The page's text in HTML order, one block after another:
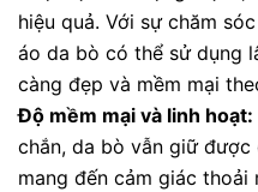
hiệu quả. Với sự chăm
áo da bò có thể sử dụng
càng đẹp và mềm mại
Độ mềm mại và linh hoạt:
chắn, da bò vẫn giữ
mang đến cảm giác thoải